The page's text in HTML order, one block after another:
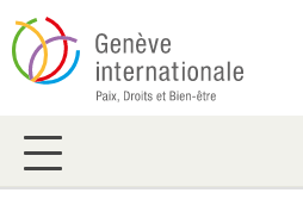
Skip
to
main